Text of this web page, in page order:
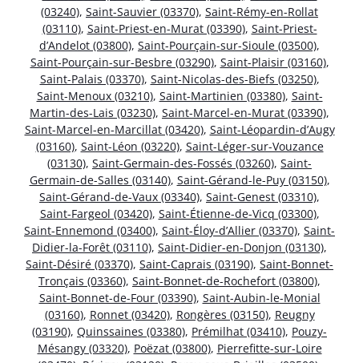
(03240), Saint-Sauvier (03370), Saint-Rémy-en-Rollat
(03110), Saint-Priest-en-Murat (03390), Saint-Priest-
d’Andelot (03800), Saint-Pourçain-sur-Sioule (03500),
Saint-Pourçain-sur-Besbre (03290), Saint-Plaisir (03160),
Saint-Palais (03370), Saint-Nicolas-des-Biefs (03250),
Saint-Menoux (03210), Saint-Martinien (03380), Saint-
Martin-des-Lais (03230), Saint-Marcel-en-Murat (03390),
Saint-Marcel-en-Marcillat (03420), Saint-Léopardin-d’Augy
(03160), Saint-Léon (03220), Saint-Léger-sur-Vouzance
(03130), Saint-Germain-des-Fossés (03260), Saint-
Germain-de-Salles (03140), Saint-Gérand-le-Puy (03150),
Saint-Gérand-de-Vaux (03340), Saint-Genest (03310),
Saint-Fargeol (03420), Saint-Étienne-de-Vicq (03300),
Saint-Ennemond (03400), Saint-Éloy-d’Allier (03370), Saint-
Didier-la-Forêt (03110), Saint-Didier-en-Donjon (03130),
Saint-Désiré (03370), Saint-Caprais (03190), Saint-Bonnet-
Tronçais (03360), Saint-Bonnet-de-Rochefort (03800),
Saint-Bonnet-de-Four (03390), Saint-Aubin-le-Monial
(03160), Ronnet (03420), Rongères (03150), Reugny
(03190), Quinssaines (03380), Prémilhat (03410), Pouzy-
Mésangy (03320), Poëzat (03800), Pierrefitte-sur-Loire